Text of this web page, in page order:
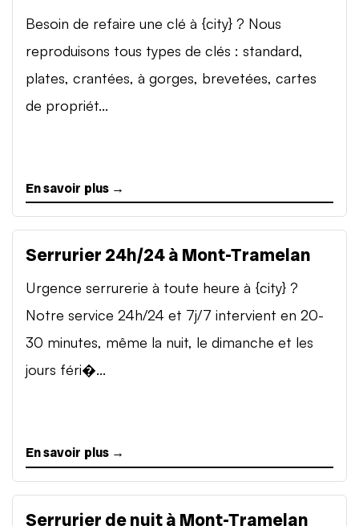
Besoin de refaire une clé à {city} ? Nous
reproduisons tous types de clés : standard,
plates, crantées, à gorges, brevetées, cartes
de propriét...
En savoir plus →
Serrurier 24h/24 à Mont-Tramelan
Urgence serrurerie à toute heure à {city} ?
Notre service 24h/24 et 7j/7 intervient en 20-
30 minutes, même la nuit, le dimanche et les
jours féri�...
En savoir plus →
Serrurier de nuit à Mont-Tramelan